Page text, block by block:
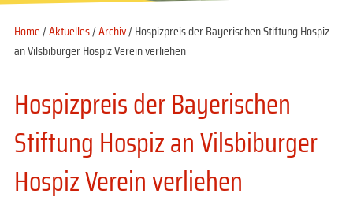
Home/Aktuelles/Archiv/ Hospizpreis der Bayerischen Stiftung Hospiz
an Vilsbiburger Hospiz Verein verliehen
Hospizpreis der Bayerischen
Stiftung Hospiz an Vilsbiburger
Hospiz Verein verliehen